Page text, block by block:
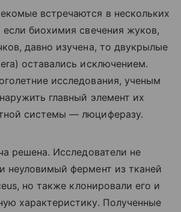
встречаются в нескольких
если биохимия свечения жуков,
давно изучена, то двукрылые
) оставались исключением.
исследования, ученым
главный элемент их
системы — люциферазу.
решена. Исследователи не
неуловимый фермент из тканей
но также клонировали его и
характеристику. Полученные